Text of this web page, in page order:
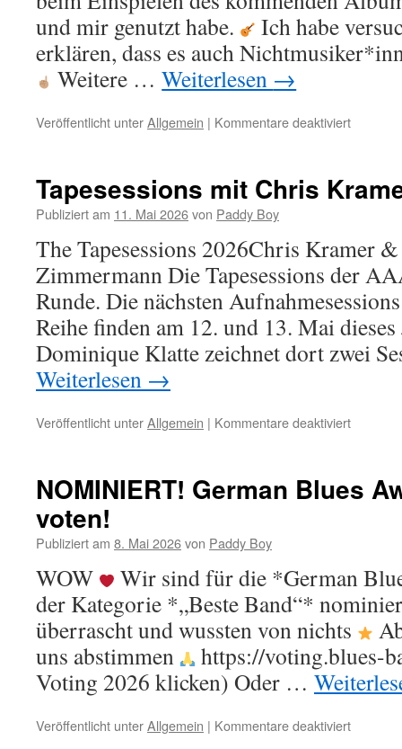
und mir genutzt habe.
Ich habe
erklären, dass es auch
Weitere …Weiterlesen →
Veröffentlicht unterAllgemein | Kommentare deaktiviert
Kramer
Tapesessions mit Chris
Publiziert am 11. Mai 2026von Paddy Boy
The Tapesessions 2026Chris Kramer
Zimmermann Die Tapesessions der
Runde. Die nächsten
Reihe finden am 12. und 13. Mai dieses
Dominique Klatte zeichnet dort zwei
Weiterlesen →
Veröffentlicht unterAllgemein | Kommentare deaktiviert
Chris
Kramer
NOMINIERT! German Blues
voten!
Publiziert am 8. Mai 2026von Paddy Boy
WOW
Wir sind für die *German
der Kategorie *„Beste Band“*
überrascht und wussten von nichts
uns abstimmen
https://voting.blues-
Voting 2026 klicken) Oder …
Veröffentlicht unterAllgemein | Kommentare deaktiviert